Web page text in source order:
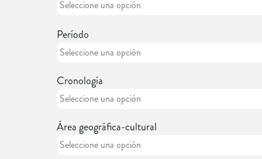
Período
Cronología
Área geográfica-cultural